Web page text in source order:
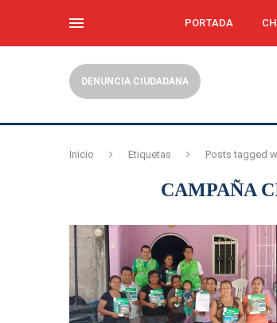
PORTADA
DENUNCIA CIUDADANA
Inicio Etiquetas Posts tagged
CAMPAÑA